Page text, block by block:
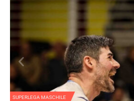
NAZIONALE FEMMINILE